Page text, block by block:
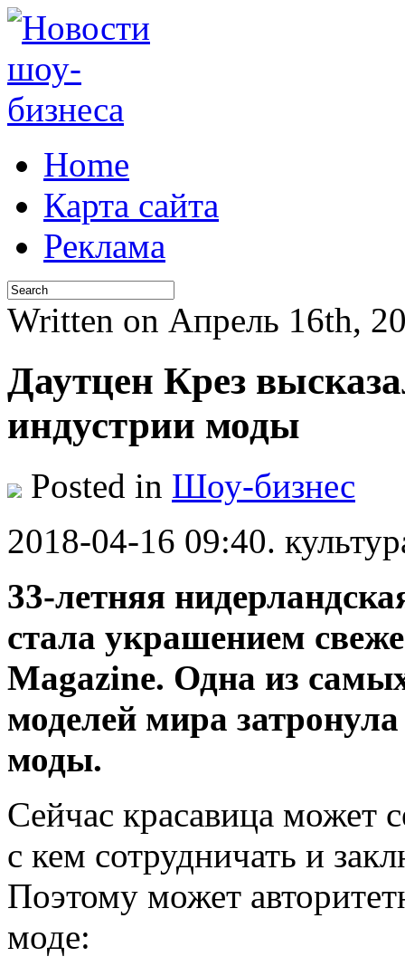
Home
Карта сайта
Реклама
Written on Апрель 16th,
Даутцен Крез
индустрии моды
Posted in Шоу-бизнес
2018-04-16 09:40.
33-летняя
стала украшением
Magazine. Одна из
моделей мира
моды.
Сейчас красавица может
с кем сотрудничать и
Поэтому может
моде: